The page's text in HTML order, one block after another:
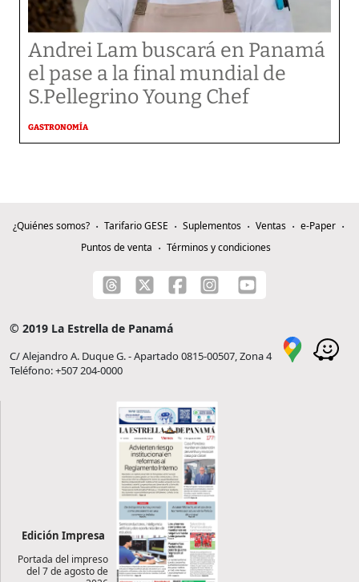
Andrei Lam buscará en Panamá
el pase a la final mundial de
S.Pellegrino Young Chef
GASTRONOMÍA
¿Quiénes somos? Tarifario GESE Suplementos Ventas
e-Paper
Puntos de venta
Términos y condiciones
© 2019 La Estrella de Panamá
C/ Alejandro A. Duque G. - Apartado 0815-00507, Zona 4
Teléfono: +507 204-0000
Edición Impresa
Portada del impreso
del 7 de agosto de